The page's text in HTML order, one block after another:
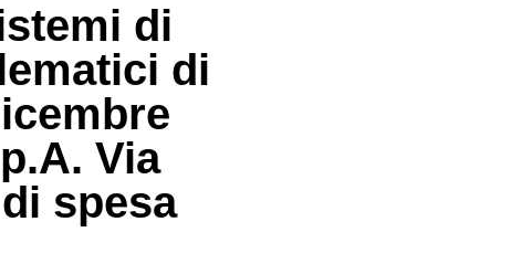
di
di
Via
spesa